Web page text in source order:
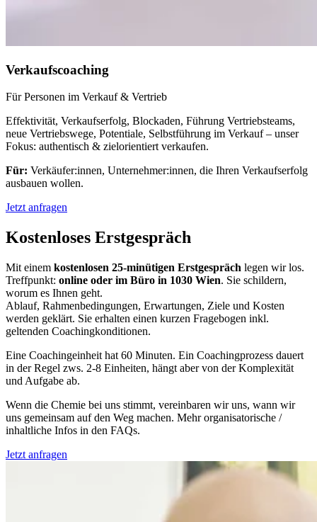
Verkaufscoaching
Für Personen im Verkauf & Vertrieb
Effektivität, Verkaufserfolg, Blockaden, Führung Vertriebsteams,
neue Vertriebswege, Potentiale, Selbstführung im Verkauf – unser
Fokus: authentisch & zielorientiert verkaufen.
Für: Verkäufer:innen, Unternehmer:innen, die Ihren Verkaufserfolg
ausbauen wollen.
Jetzt anfragen
Kostenloses Erstgespräch
Mit einem kostenlosen 25-minütigen Erstgespräch legen wir los.
Treffpunkt: online oder im Büro in 1030 Wien. Sie schildern,
worum es Ihnen geht.
Ablauf, Rahmenbedingungen, Erwartungen, Ziele und Kosten
werden geklärt. Sie erhalten einen kurzen Fragebogen inkl.
geltenden Coachingkonditionen.
Eine Coachingeinheit hat 60 Minuten. Ein Coachingprozess dauert
in der Regel zws. 2-8 Einheiten, hängt aber von der Komplexität
und Aufgabe ab.
Wenn die Chemie bei uns stimmt, vereinbaren wir uns, wann wir
uns gemeinsam auf den Weg machen. Mehr organisatorische /
inhaltliche Infos in den FAQs.
Jetzt anfragen